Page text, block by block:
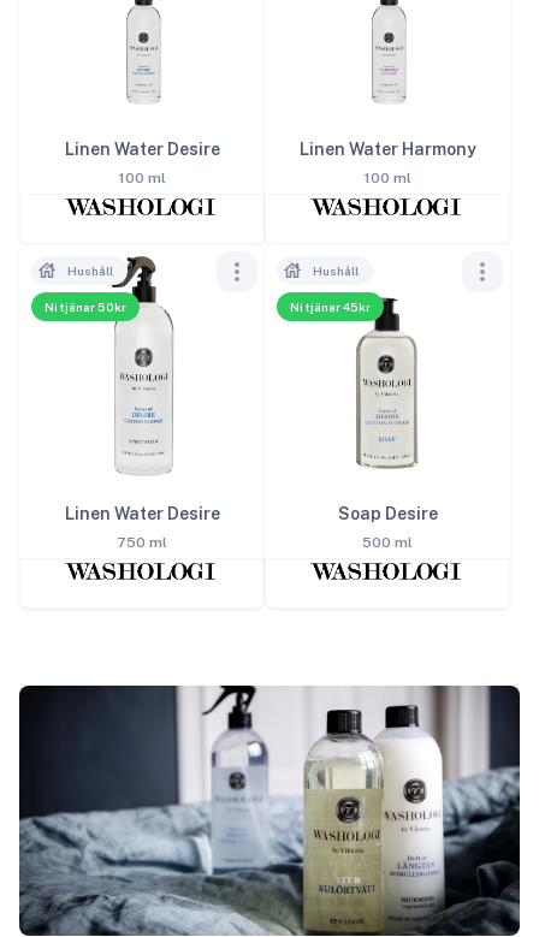
Linen Water Desire
100 ml
Linen Water Harmony
100 ml
Ni tjänar 50kr
Hushåll
Linen Water Desire
750 ml
Ni tjänar 45kr
Hushåll
Soap Desire
500 ml